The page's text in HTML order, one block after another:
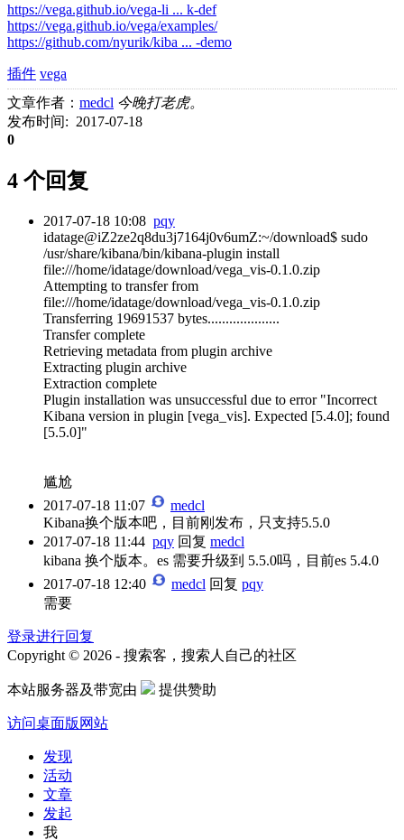
https://vega.github.io/vega-li ... k-def
https://vega.github.io/vega/examples/
https://github.com/nyurik/kiba ... -demo
插件 vega
文章作者： medcl 今晚打老虎。
发布时间: 2017-07-18
0
4 个回复
2017-07-18 10:08 pqy
idatage@iZ2ze2q8du3j7164j0v6umZ:~/download$ sudo
/usr/share/kibana/bin/kibana-plugin install
file:///home/idatage/download/vega_vis-0.1.0.zip
Attempting to transfer from
file:///home/idatage/download/vega_vis-0.1.0.zip
Transferring 19691537 bytes....................
Transfer complete
Retrieving metadata from plugin archive
Extracting plugin archive
Extraction complete
Plugin installation was unsuccessful due to error "Incorrect
Kibana version in plugin [vega_vis]. Expected [5.4.0]; found
[5.5.0]"
尴尬
2017-07-18 11:07
medcl
Kibana换个版本吧，目前刚发布，只支持5.5.0
2017-07-18 11:44 pqy 回复 medcl
kibana 换个版本。es 需要升级到 5.5.0吗，目前es 5.4.0
2017-07-18 12:40
medcl 回复 pqy
需要
登录进行回复
Copyright © 2026 - 搜索客，搜索人自己的社区
本站服务器及带宽由 提供赞助
访问桌面版网站
发现
活动
文章
发起
我